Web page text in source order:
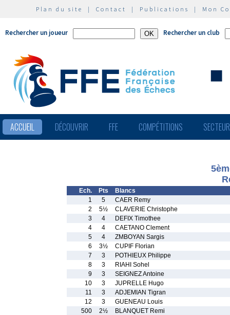
Plan du site | Contact | Publications | Mon
Rechercher un joueur Rechercher un club
ACCUEIL DÉCOUVRIR FFE COMPÉTITIONS
Ech. Pts
Blancs
1
5
CAER Remy
2
5½
CLAVERIE Christophe
3
4
DEFIX Timothee
4
4
CAETANO Clement
5
4
ZMBOYAN Sargis
6
3½
CUPIF Florian
7
3
POTHIEUX Philippe
8
3
RIAHI Sohel
9
3
SEIGNEZ Antoine
10
3
JUPRELLE Hugo
11
3
ADJEMIAN Tigran
12
3
GUENEAU Louis
500
2½
BLANQUET Remi